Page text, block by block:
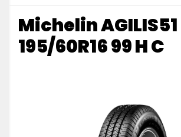
Michelin AGILIS51
195/60R16 99 H C